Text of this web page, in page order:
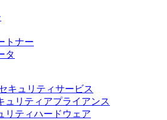
トナー
タ
キュリティサービス
ュリティアプライアンス
リティハードウェア